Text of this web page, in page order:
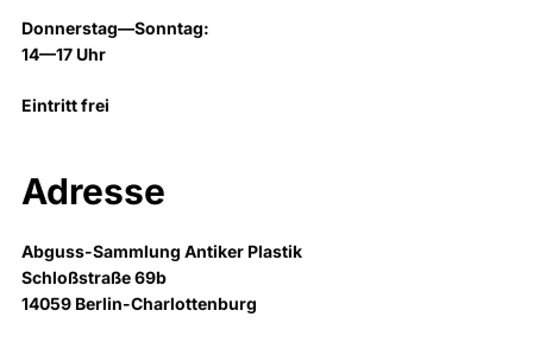
Donnerstag—Sonntag:
14—17 Uhr
Eintritt frei
Adresse
Abguss-Sammlung Antiker Plastik
Schloßstraße 69b
14059 Berlin-Charlottenburg